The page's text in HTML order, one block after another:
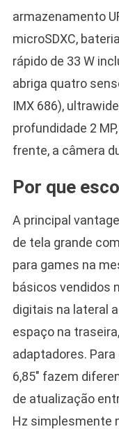
armazenamento
microSDXC,
rápido de 33 W
abriga quatro
IMX 686),
profundidade 2
frente, a câmera
Por que
A principal
de tela grande
para games na
básicos vendidos
digitais na lateral
espaço na
adaptadores.
6,85″ fazem
de atualização
Hz simplesmente